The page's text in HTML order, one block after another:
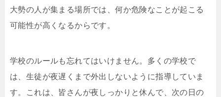
大勢の人が集まる場所では、何か危険なことが起こる
可能性が高くなるからです。
学校のルールも忘れてはいけません。多くの学校で
は、生徒が夜遅くまで外出しないように指導していま
す。これは、皆さんが夜しっかりと休んで、次の日の